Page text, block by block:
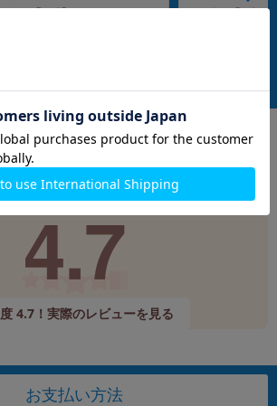
ーカー：DrunkDeer
メーカー：Fnatic
Googleレビュー
9,520件
4.7
4.7！実際のレビューを見る
お支払い方法